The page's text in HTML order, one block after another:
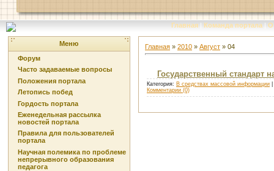
Главная | Команда портала | О
Меню
Форум
Часто задаваемые вопросы
Положения портала
Летопись побед
Гордость портала
Еженедельная рассылка
новостей портала
Правила для пользователей
портала
Научная полемика по проблеме
непрерывного образования
педагога
Главная » 2010 » Август » 04
Государственный стандарт
Категория: В средствах массовой информации
Комментарии (0)